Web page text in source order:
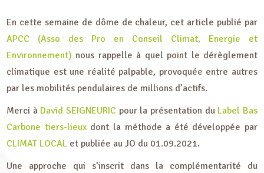
En cette semaine de dôme de chaleur, cet article publié par
APCC (Asso des Pro en Conseil Climat, Energie et
Environnement) nous rappelle à quel point le dérèglement
climatique est une réalité palpable, provoquée entre autres
par les mobilités pendulaires de millions d’actifs.
Merci à David SEIGNEURIC pour la présentation du Label Bas
Carbone tiers-lieuxdont la méthode a été développée par
CLIMAT LOCAL et publiée au JO du 01.09.2021.
Une approche qui s’inscrit dans la complémentarité du